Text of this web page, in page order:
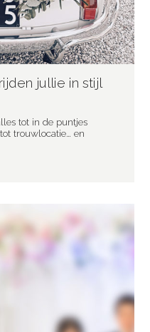
jullie in stijl
tot in de puntjes
trouwlocatie… en